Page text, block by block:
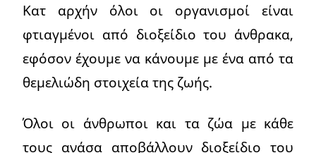
Κατ αρχήν όλοι οι οργανισμοί είναι
φτιαγμένοι από διοξείδιο του άνθρακα,
εφόσον έχουμε να κάνουμε με ένα από τα
θεμελιώδη στοιχεία της ζωής.
Όλοι οι άνθρωποι και τα ζώα με κάθε
τους ανάσα αποβάλλουν διοξείδιο του